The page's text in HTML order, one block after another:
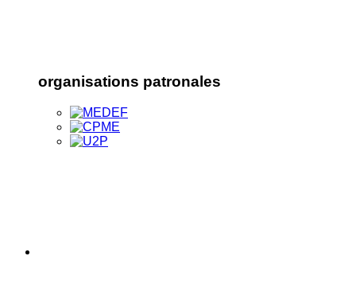
organisations patronales